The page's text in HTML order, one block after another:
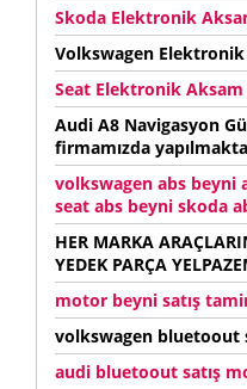
Skoda Elektronik
Volkswagen
Seat Elektronik Aksam
Audi A8 Navigasyon
firmamızda
volkswagen abs beyni
seat abs beyni skoda
HER MARKA
YEDEK PARÇA
motor beyni satış
volkswagen bluetoout
audi bluetoout satış